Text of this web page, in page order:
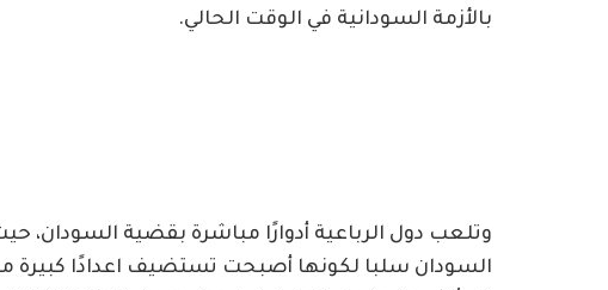
بالأزمة السودانية في الوقت الحالي.
وتلعب دول الرباعية أدوارًا مباشرة بقضية السودان،
السودان سلبا لكونها أصبحت تستضيف اعدادًا كبيرة